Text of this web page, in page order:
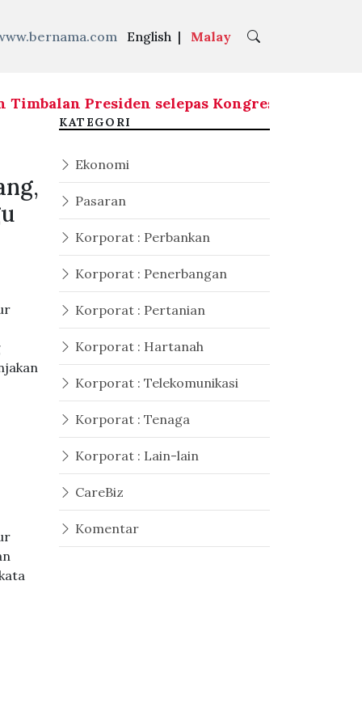
English | Malay
Presiden selepas Kongres Nasional 2026 -
KATEGORI
Ekonomi
Pasaran
Korporat : Perbankan
Korporat : Penerbangan
Korporat : Pertanian
Korporat : Hartanah
Korporat : Telekomunikasi
Korporat : Tenaga
Korporat : Lain-lain
CareBiz
Komentar